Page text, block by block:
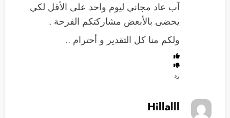
آب عاد مجاني ليوم واحد على الأقل لكي
يحضى بالأبعض مشاركتكم الفرحة .
ولكم منا كل التقدير و أحترام ..
رد
Hillalll